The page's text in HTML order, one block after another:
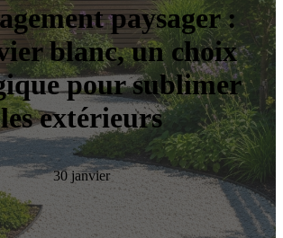
paysager :
blanc, un choix
pour sublimer
les extérieurs
30 janvier